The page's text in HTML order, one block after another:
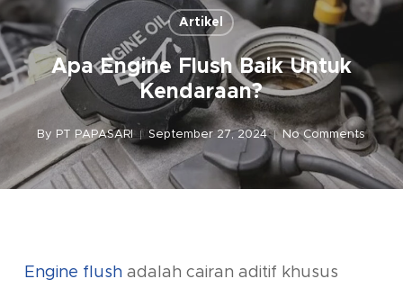
Artikel
Apa Engine Flush Baik Untuk
Kendaraan?
By PT PAPASARI September 27, 2024 No Comments
Engine flushadalah cairan aditif khusus